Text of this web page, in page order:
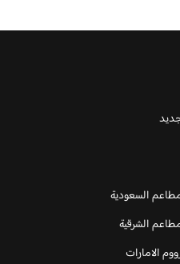
السعودية
الشرقية
الامارات